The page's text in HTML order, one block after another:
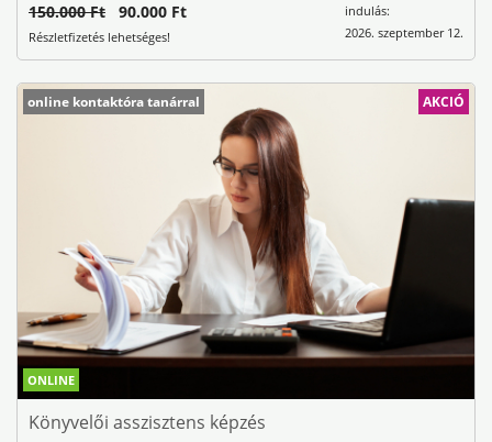
indulás:
2026. szeptember 12.
150.000 Ft 90.000 Ft
Részletfizetés lehetséges!
ONLINE
online kontaktóra tanárral AKCIÓ
Könyvelői asszisztens képzés